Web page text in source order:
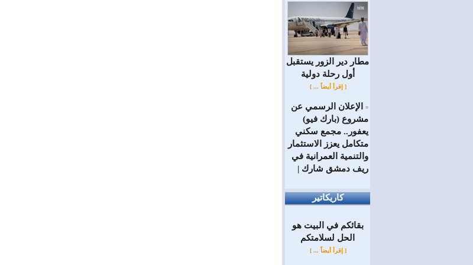
مطار دير الزور يستقبل
أول رحلة دولية
[ إقرأ أيضاً ... ]
=
الإعلان الرسمي عن
مشروع (بارك فيو)
يعفور.. مجمع سكني
متكامل يعزز الاستثمار
والتنمية العمرانية في
ريف دمشق شارك |
كاريكاتير
بقائكم في البيت هو
الحل لسلامتكم
[ إقرأ أيضاً ... ]